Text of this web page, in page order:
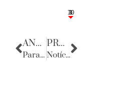
3
1
1
3
10
ANTERIOR
Parabéns
PRÓXIMA
Notícias da Bahia